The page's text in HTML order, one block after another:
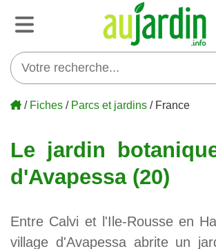
/ Fiches / Parcs et jardins / France
Le jardin
d'Avapessa (20)
Entre Calvi et l'Ile-Rousse en
village d'Avapessa abrite un